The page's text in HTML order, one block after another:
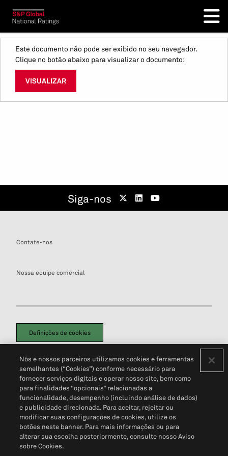
Este documento não pode ser exibido no seu navegador.
Clique no botão abaixo para visualizar o documento:
VISUALIZAR
Siga-nos
Contate-nos
Nossa equipe comercial
Definições de cookies
Política de PrivacidadePortal de privacidade do cliente (em inglês)
Não Venda Minhas Informações Pessoais© 2026 S&P Global
Nós e nossos parceiros utilizamos cookies e ferramentas
semelhantes (“Cookies”) conforme necessário para
fornecer serviços digitais e operar nosso site, bem como
para finalidades “opcionais” relacionadas a
funcionalidade, desempenho (incluindo análise de dados)
e publicidade direcionada. Para aceitar, rejeitar ou
modificar suas configurações de cookies, utilize os
botões neste banner. Para mais informações ou para
alterar sua escolha posteriormente, consulte nosso Aviso
sobre Cookies.